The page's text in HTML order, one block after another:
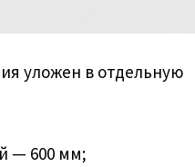
уложен в отдельную
— 600 мм;